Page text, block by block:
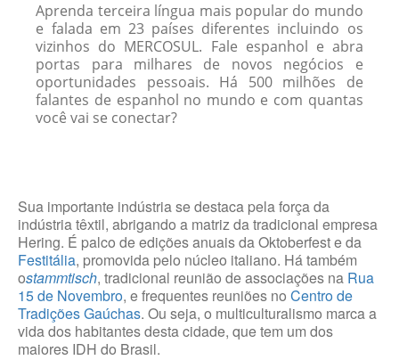
Aprenda terceira língua mais popular do mundo
e falada em 23 países diferentes incluindo os
vizinhos do MERCOSUL. Fale espanhol e abra
portas para milhares de novos negócios e
oportunidades pessoais. Há 500 milhões de
falantes de espanhol no mundo e com quantas
você vai se conectar?
Sua importante indústria se destaca pela força da
indústria têxtil, abrigando a matriz da tradicional empresa
Hering. É palco de edições anuais da Oktoberfest e da
Festitália, promovida pelo núcleo italiano. Há também
ostammtisch, tradicional reunião de associações na Rua
15 de Novembro, e frequentes reuniões no Centro de
Tradições Gaúchas. Ou seja, o multiculturalismo marca a
vida dos habitantes desta cidade, que tem um dos
maiores IDH do Brasil.